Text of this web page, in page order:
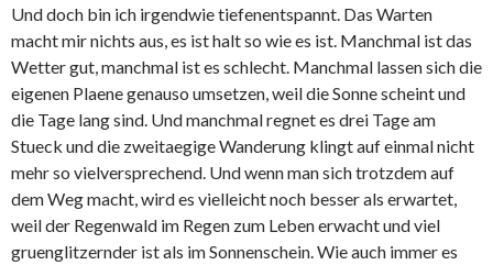
Und doch bin ich irgendwie tiefenentspannt. Das Warten
macht mir nichts aus, es ist halt so wie es ist. Manchmal ist das
Wetter gut, manchmal ist es schlecht. Manchmal lassen sich die
eigenen Plaene genauso umsetzen, weil die Sonne scheint und
die Tage lang sind. Und manchmal regnet es drei Tage am
Stueck und die zweitaegige Wanderung klingt auf einmal nicht
mehr so vielversprechend. Und wenn man sich trotzdem auf
dem Weg macht, wird es vielleicht noch besser als erwartet,
weil der Regenwald im Regen zum Leben erwacht und viel
gruenglitzernder ist als im Sonnenschein. Wie auch immer es